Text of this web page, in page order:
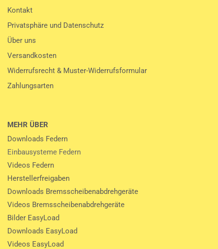
Kontakt
Privatsphäre und Datenschutz
Über uns
Versandkosten
Widerrufsrecht & Muster-Widerrufsformular
Zahlungsarten
MEHR ÜBER
Downloads Federn
Einbausysteme Federn
Videos Federn
Herstellerfreigaben
Downloads Bremsscheibenabdrehgeräte
Videos Bremsscheibenabdrehgeräte
Bilder EasyLoad
Downloads EasyLoad
Videos EasyLoad